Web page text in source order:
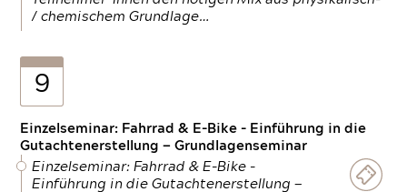
/ chemischem Grundlage…
9
Einzelseminar: Fahrrad & E-Bike - Einführung in die
Gutachtenerstellung — Grundlagenseminar
Einzelseminar: Fahrrad & E-Bike -
Einführung in die Gutachtenerstellung —